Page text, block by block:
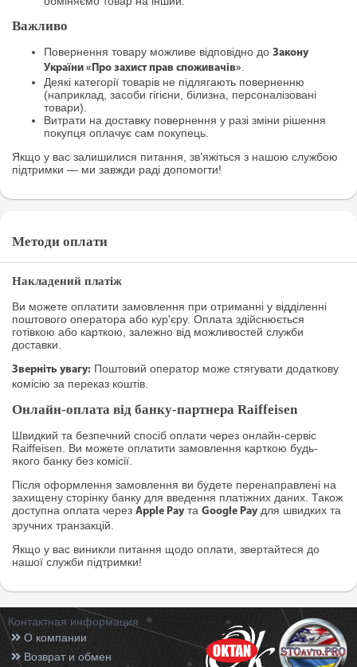
Важливо
Повернення товару можливе відповідно до Закону
України «Про захист прав споживачів».
Деякі категорії товарів не підлягають поверненню
(наприклад, засоби гігієни, білизна, персоналізовані
товари).
Витрати на доставку повернення у разі зміни рішення
покупця оплачує сам покупець.
Якщо у вас залишилися питання, зв’яжіться з нашою службою
підтримки — ми завжди раді допомогти!
Методи оплати
Накладений платіж
Ви можете оплатити замовлення при отриманні у відділенні
поштового оператора або кур'єру. Оплата здійснюється
готівкою або карткою, залежно від можливостей служби
доставки.
Зверніть увагу: Поштовий оператор може стягувати додаткову
комісію за переказ коштів.
Онлайн-оплата від банку-партнера Raiffeisen
Швидкий та безпечний спосіб оплати через онлайн-сервіс
Raiffeisen. Ви можете оплатити замовлення карткою будь-
якого банку без комісії.
Після оформлення замовлення ви будете перенаправлені на
захищену сторінку банку для введення платіжних даних. Також
доступна оплата через Apple Pay та Google Pay для швидких та
зручних транзакцій.
Якщо у вас виникли питання щодо оплати, звертайтеся до
нашої служби підтримки!
Контактная информация
О компании
Возврат и обмен